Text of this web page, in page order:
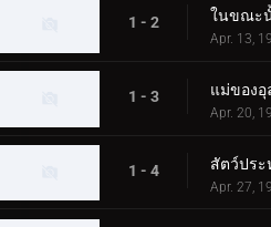
1 - 2 ในขณะ
Apr. 13,
1 - 3 แม่ของอุ
Apr. 20,
1 - 4
Apr. 27,